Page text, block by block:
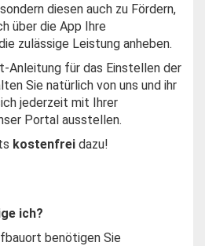
diesen auch zu Fördern,
über die App Ihre
zulässige Leistung anheben.
Anleitung für das Einstellen der
Sie natürlich von uns und ihr
jederzeit mit Ihrer
Portal ausstellen.
kostenfrei dazu!
ich?
benötigen Sie